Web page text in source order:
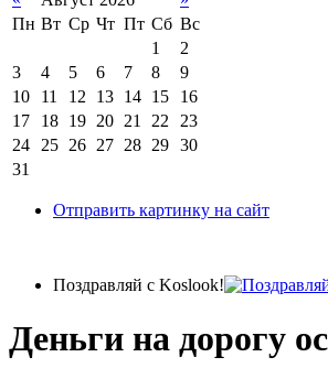
Пн Вт Ср Чт Пт Сб Вс
1
2
3
4 5 6 7 8
9
10
11 12 13 14 15
16
17
18 19 20 21 22
23
24
25 26 27 28 29 30
31
Отправить картинку на сайт
Поздравляй с Koslook!
Деньги на дорогу